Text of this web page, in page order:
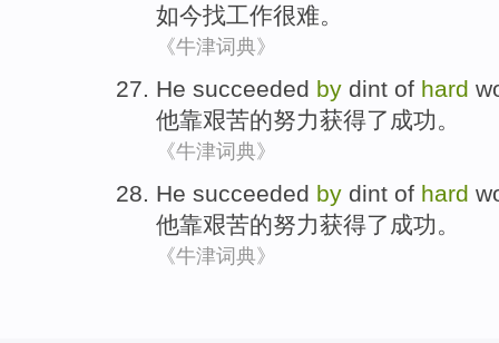
如今找工作很难。
《牛津词典》
He succeeded by dint of hard
他靠艰苦的努力获得了成功。
《牛津词典》
He succeeded by dint of hard
他靠艰苦的努力获得了成功 。
《牛津词典》